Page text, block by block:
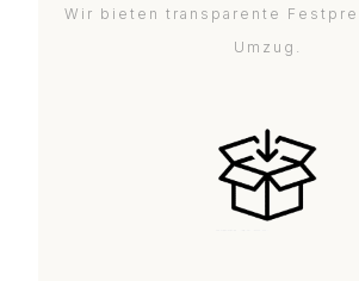
Wir bieten transparente
Umzug.